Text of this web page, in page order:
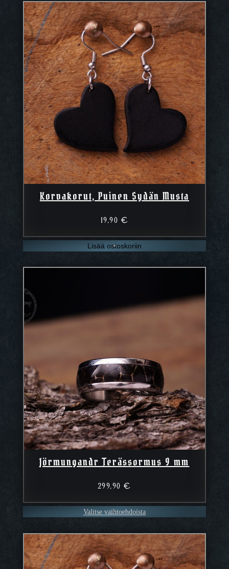
Korvakorut, Puinen Sydän Musta
19,90 €
Lisää ostoskoriin
Jörmungandr Terässormus 9 mm
299,90€
Valitse vaihtoehdoista